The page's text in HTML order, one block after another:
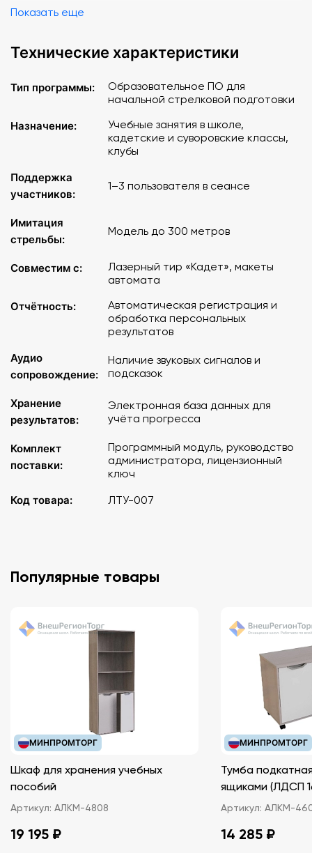
стрелкам одновременно;
- имитацию дальности стрельбы до 300м;
- регистрацию, обработку и отображение
- звуковое сопровождение процесса стрельбы;
- хранение результатов стрельб в электронной базе
Показать еще
Технические характеристики
Тип программы:
Образовательное ПО для
начальной стрелковой подготовки
Назначение:
Учебные занятия в школе,
кадетские и суворовские классы,
клубы
Поддержка
участников:
1–3 пользователя в сеансе
Имитация
стрельбы:
Модель до 300 метров
Совместим с:
Лазерный тир «Кадет», макеты
автомата
Отчётность:
Автоматическая регистрация и
обработка персональных
результатов
Аудио
сопровождение:
Наличие звуковых сигналов и
подсказок
Хранение
результатов:
Электронная база данных для
учёта прогресса
Комплект
поставки:
Программный модуль, руководство
администратора, лицензионный
ключ
Код товара:
ЛТУ-007
Популярные товары
МИНПРОМТОРГ
Шкаф для хранения учебных
пособий
Артикул: АЛКМ-4808
19 195 ₽
МИНПРОМТОРГ
Тумба
ящиками
Артикул: АЛКМ-
14 285 ₽